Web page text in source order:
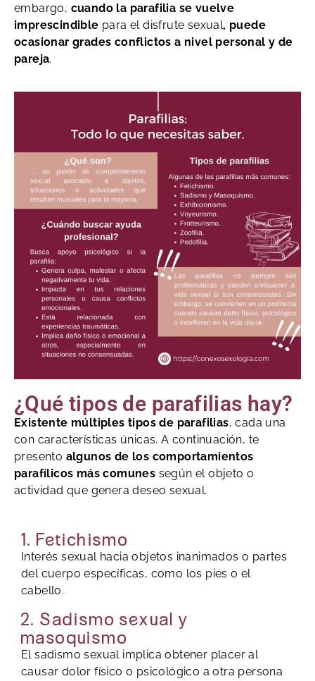
embargo, cuando la parafilia se vuelve
imprescindible para el disfrute sexual, puede
ocasionar grades conflictos a nivel personal y de
pareja.
¿Qué tipos de parafilias hay?
Existente múltiples tipos de parafilias, cada una
con características únicas. A continuación, te
presento algunos de los comportamientos
parafílicos más comunes según el objeto o
actividad que genera deseo sexual.
1. Fetichismo
Interés sexual hacia objetos inanimados o partes
del cuerpo específicas, como los pies o el
cabello.
2. Sadismo sexual y
masoquismo
El sadismo sexual implica obtener placer al
causar dolor físico o psicológico a otra persona